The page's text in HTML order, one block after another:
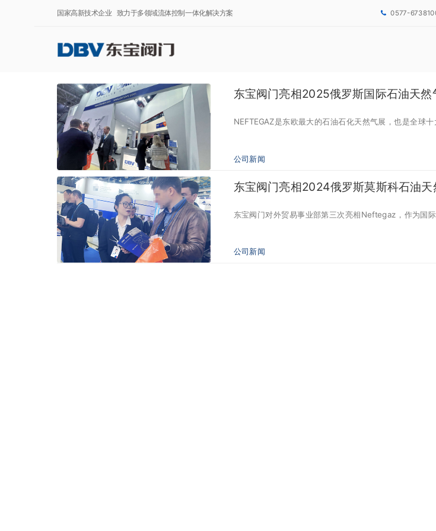
国家高新技术企业 致力于多领域流体控制一体化解决方案 0577-
东宝阀门亮相2025俄罗斯国际石油天
NEFTEGAZ是东欧最大的石油石化天然气展，也是全球
公司新闻
东宝阀门亮相2024俄罗斯莫斯科石油
东宝阀门对外贸易事业部第三次亮相Neftegaz，作为国
公司新闻